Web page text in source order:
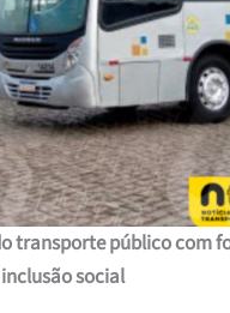
transporte público com
inclusão social